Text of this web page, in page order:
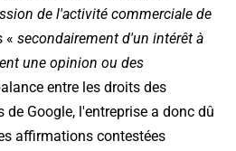
de l'activité commerciale de
« secondairement d'un intérêt à
une opinion ou des
entre les droits des
Google, l'entreprise a donc dû
affirmations contestées